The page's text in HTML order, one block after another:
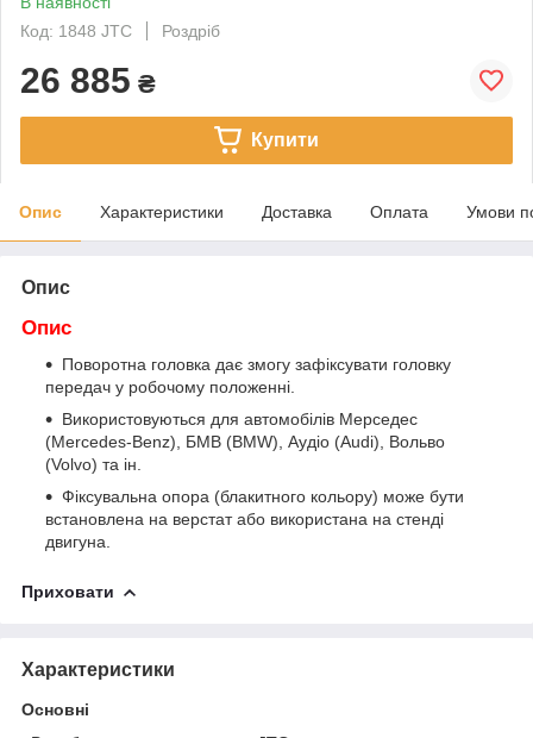
Код: 1848 JTC
Роздріб
26 885 ₴
Купити
Опис Характеристики Доставка Оплата Умови
Опис
Опис
Поворотна головка дає змогу зафіксувати головку
передач у робочому положенні.
Використовуються для автомобілів Мерседес
(Mercedes-Benz), БМВ (BMW), Аудіо (Audi), Вольво
(Volvo) та ін.
Фіксувальна опора (блакитного кольору) може бути
встановлена на верстат або використана на стенді
двигуна.
Приховати
Характеристики
Основні